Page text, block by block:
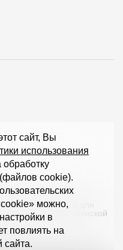
ш., д. 5, стр. 1(БЦ
товаров для
и кровли в Челябинской
сайт, Вы
использования
обработку
cookie).
можно,
в
повлиять на
сайта.